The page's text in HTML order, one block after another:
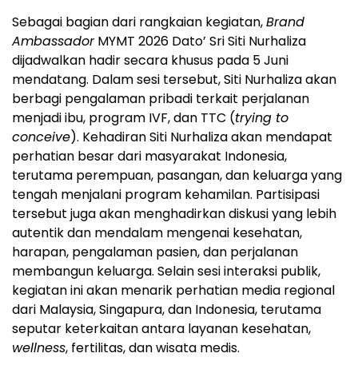
Sebagai bagian dari rangkaian kegiatan,Brand
AmbassadorMYMT 2026 Dato’ Sri Siti Nurhaliza
dijadwalkan hadir secara khusus pada 5 Juni
mendatang. Dalam sesi tersebut, Siti Nurhaliza akan
berbagi pengalaman pribadi terkait perjalanan
menjadi ibu, program IVF, dan TTC (trying to
conceive). Kehadiran Siti Nurhaliza akan mendapat
perhatian besar dari masyarakat Indonesia,
terutama perempuan, pasangan, dan keluarga yang
tengah menjalani program kehamilan. Partisipasi
tersebut juga akan menghadirkan diskusi yang lebih
autentik dan mendalam mengenai kesehatan,
harapan, pengalaman pasien, dan perjalanan
membangun keluarga. Selain sesi interaksi publik,
kegiatan ini akan menarik perhatian media regional
dari Malaysia, Singapura, dan Indonesia, terutama
seputar keterkaitan antara layanan kesehatan,
wellness, fertilitas, dan wisata medis.